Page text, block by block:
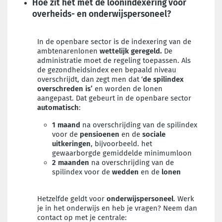
Hoe zit het met de loonindexering voor
overheids- en onderwijspersoneel?
In de openbare sector is de indexering van de
ambtenarenlonen wettelijk geregeld. De
administratie moet de regeling toepassen. Als
de gezondheidsindex een bepaald niveau
overschrijdt, dan zegt men dat ‘de spilindex
overschreden is’ en worden de lonen
aangepast. Dat gebeurt in de openbare sector
automatisch:
1 maand na overschrijding van de spilindex
voor de pensioenen en de sociale
uitkeringen, bijvoorbeeld. het
gewaarborgde gemiddelde minimumloon
2 maanden na overschrijding van de
spilindex voor de wedden en de lonen
Hetzelfde geldt voor onderwijspersoneel. Werk
je in het onderwijs en heb je vragen? Neem dan
contact op met je centrale: